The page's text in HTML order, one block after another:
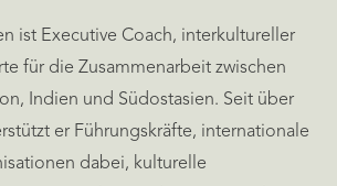
ist Executive Coach, interkultureller
für die Zusammenarbeit zwischen
Indien und Südostasien. Seit über
er Führungskräfte, internationale
dabei, kulturelle